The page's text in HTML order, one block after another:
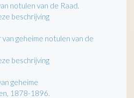
notulen van de Raad.
beschrijving
van geheime notulen van de
beschrijving
geheime
1878-1896.